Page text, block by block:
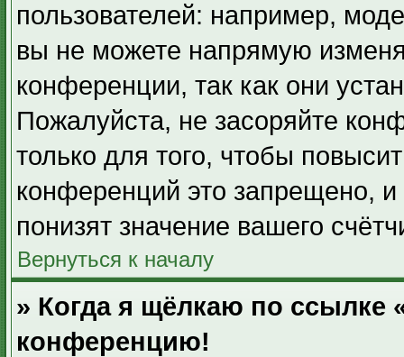
пользователей: например,
вы не можете напрямую
конференции, так как они
Пожалуйста, не засоряйте
только для того, чтобы
конференций это запрещено,
понизят значение вашего
Вернуться к началу
» Когда я щёлкаю по ссылке
конференцию!